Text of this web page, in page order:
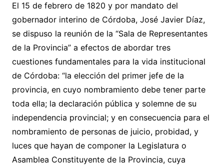
El 15 de febrero de 1820 y por mandato del
gobernador interino de Córdoba, José Javier Díaz,
se dispuso la reunión de la “Sala de Representantes
de la Provincia” a efectos de abordar tres
cuestiones fundamentales para la vida institucional
de Córdoba: “la elección del primer jefe de la
provincia, en cuyo nombramiento debe tener parte
toda ella; la declaración pública y solemne de su
independencia provincial; y en consecuencia para el
nombramiento de personas de juicio, probidad, y
luces que hayan de componer la Legislatura o
Asamblea Constituyente de la Provincia, cuya